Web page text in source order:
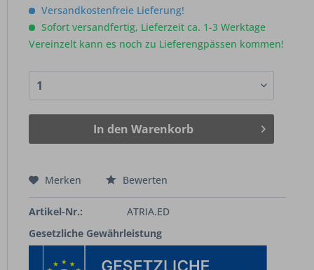
Versandkostenfreie Lieferung!
Sofort versandfertig, Lieferzeit ca. 1-3 Werktage
Vereinzelt kann es noch zu Lieferengpässen kommen!
In den Warenkorb
Merken Bewerten
Artikel-Nr.:
ATRIA.ED
Gesetzliche Gewährleistung